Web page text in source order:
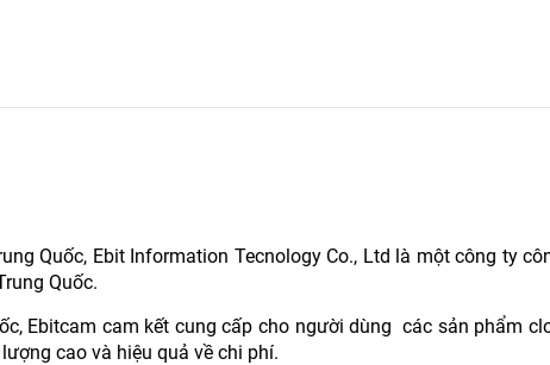
Quốc, Ebit Information Tecnology Co., Ltd là một công ty
Quốc.
Ebitcam cam kết cung cấp cho người dùng các sản phẩm
cao và hiệu quả về chi phí.